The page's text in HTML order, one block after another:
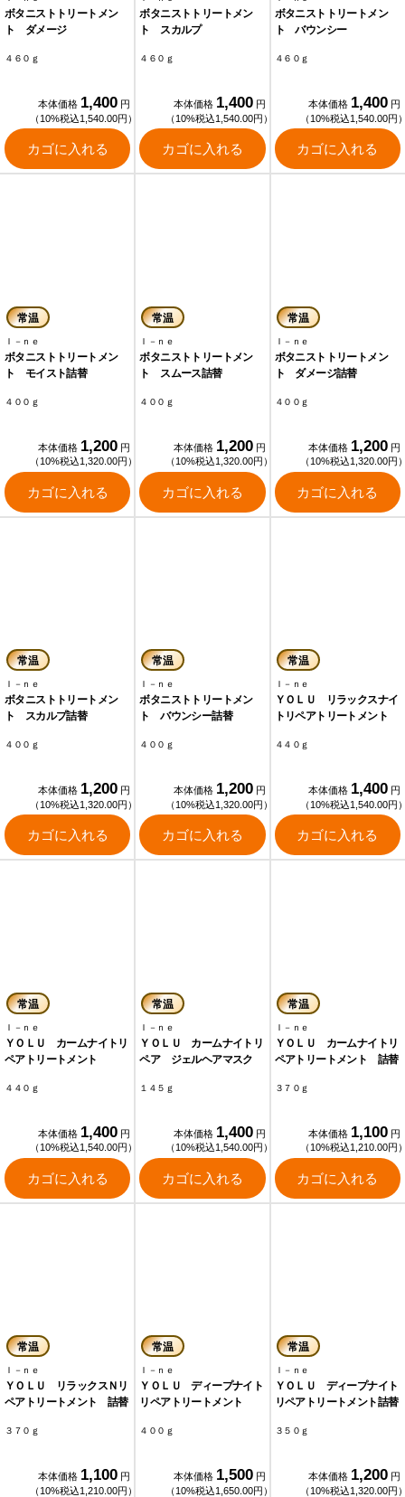
ボタニストトリートメン
ト ダメージ
４６０ｇ
本体価格 1,400 円
（10%税込1,540.00円）
カゴに入れる
ボタニストトリートメン
ト スカルプ
４６０ｇ
本体価格 1,400 円
（10%税込1,540.00円）
カゴに入れる
ボタニストトリートメン
ト バウンシー
４６０ｇ
本体価格 1,400 円
（10%税込1,540.00円
カゴに入れる
常温
Ｉ－ｎｅ
ボタニストトリートメン
ト モイスト詰替
４００ｇ
本体価格 1,200 円
（10%税込1,320.00円）
カゴに入れる
常温
Ｉ－ｎｅ
ボタニストトリートメン
ト スムース詰替
４００ｇ
本体価格 1,200 円
（10%税込1,320.00円）
カゴに入れる
常温
Ｉ－ｎｅ
ボタニストトリートメン
ト ダメージ詰替
４００ｇ
本体価格 1,200 円
（10%税込1,320.00円
カゴに入れる
常温
Ｉ－ｎｅ
ボタニストトリートメン
ト スカルプ詰替
４００ｇ
本体価格 1,200 円
（10%税込1,320.00円）
カゴに入れる
常温
Ｉ－ｎｅ
ボタニストトリートメン
ト バウンシー詰替
４００ｇ
本体価格 1,200 円
（10%税込1,320.00円）
カゴに入れる
常温
Ｉ－ｎｅ
ＹＯＬＵ リラックスナイ
トリペアトリートメント
４４０ｇ
本体価格 1,400 円
（10%税込1,540.00円
カゴに入れる
常温
Ｉ－ｎｅ
ＹＯＬＵ カームナイトリ
ペアトリートメント
４４０ｇ
本体価格 1,400 円
（10%税込1,540.00円）
カゴに入れる
常温
Ｉ－ｎｅ
ＹＯＬＵ カームナイトリ
ペア ジェルヘアマスク
１４５ｇ
本体価格 1,400 円
（10%税込1,540.00円）
カゴに入れる
常温
Ｉ－ｎｅ
ＹＯＬＵ カームナイトリ
ペアトリートメント 詰替
３７０ｇ
本体価格 1,100 円
（10%税込1,210.00円
カゴに入れる
常温
Ｉ－ｎｅ
ＹＯＬＵ リラックスＮリ
ペアトリートメント 詰替
３７０ｇ
本体価格 1,100 円
（10%税込1,210.00円）
常温
Ｉ－ｎｅ
ＹＯＬＵ ディープナイト
リペアトリートメント
４００ｇ
本体価格 1,500 円
（10%税込1,650.00円）
常温
Ｉ－ｎｅ
ＹＯＬＵ ディープナイト
リペアトリートメント詰替
３５０ｇ
本体価格 1,200 円
（10%税込1,320.00円